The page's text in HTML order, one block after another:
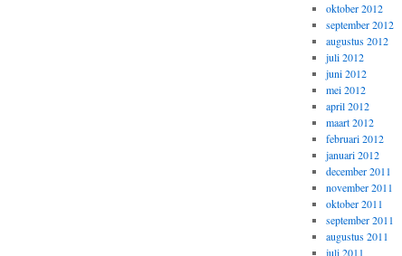
oktober 2012
september 2012
augustus 2012
juli 2012
juni 2012
mei 2012
april 2012
maart 2012
februari 2012
januari 2012
december 2011
november 2011
oktober 2011
september 2011
augustus 2011
juli 2011